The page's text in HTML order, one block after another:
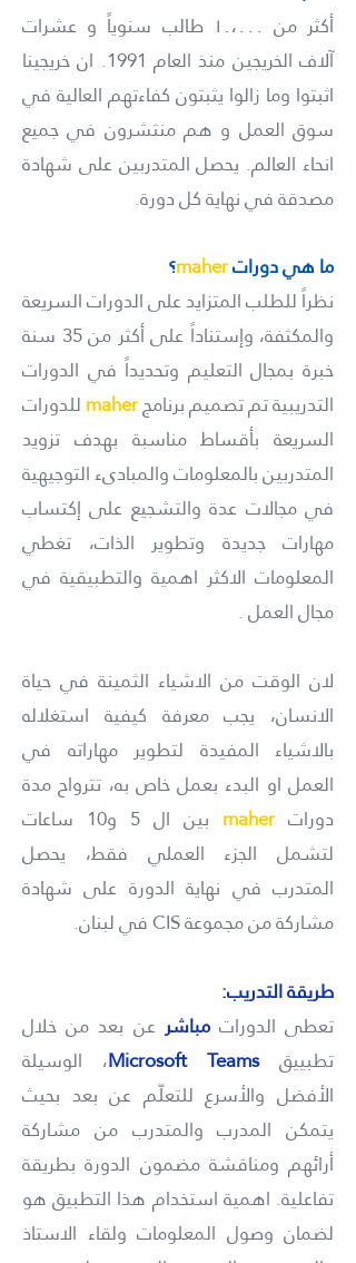
أكثر من ١٠،٠٠٠ طالب سنوياً و عشرات
آلاف الخريجين منذ العام 1991. ان خريجينا
اثبتوا وما زالوا يثبتون كفاءتهم العالية في
سوق العمل و هم منتشرون في جميع
انحاء العالم. يحصل المتدربين على شهادة
مصدقة في نهاية كل دورة.
ما هي دوراتmaher؟
نظراً للطلب المتزايد على الدورات السريعة
والمكثفة، وإستناداً على أكثر من 35 سنة
خبرة بمجال التعليم وتحديداً في الدورات
التدريبية تم تصميم برنامجmaherللدورات
السريعة بأقساط مناسبة بهدف تزويد
المتدربين بالمعلومات والمبادىء التوجيهية
في مجالات عدة والتشجيع على إكتساب
مهارات جديدة وتطوير الذات، تغطي
المعلومات الاكثر اهمية والتطبيقية في
مجال العمل .
لان الوقت من الاشياء الثمينة في حياة
الانسان، يجب معرفة كيفية استغلاله
بالاشياء المفيدة لتطوير مهاراته في
العمل او البدء بعمل خاص به، تترواح مدة
دوراتmaher
بين ال 5 و10 ساعات
لتشمل الجزء العملي فقط، يحصل
المتدرب في نهاية الدورة على شهادة
مشاركة من مجموعة CIS في لبنان.
طريقة التدريب:
تعطى الدوراتمباشر عن بعد من خلال
تطبييقMicrosoft Teams، الوسيلة
الأفضل والأسرع للتعلّم عن بعد بحيث
يتمكن المدرب والمتدرب من مشاركة
أرائهم ومناقشة مضمون الدورة بطريقة
تفاعلية. اهمية استخدام هذا التطبيق هو
لضمان وصول المعلومات ولقاء الاستاذ